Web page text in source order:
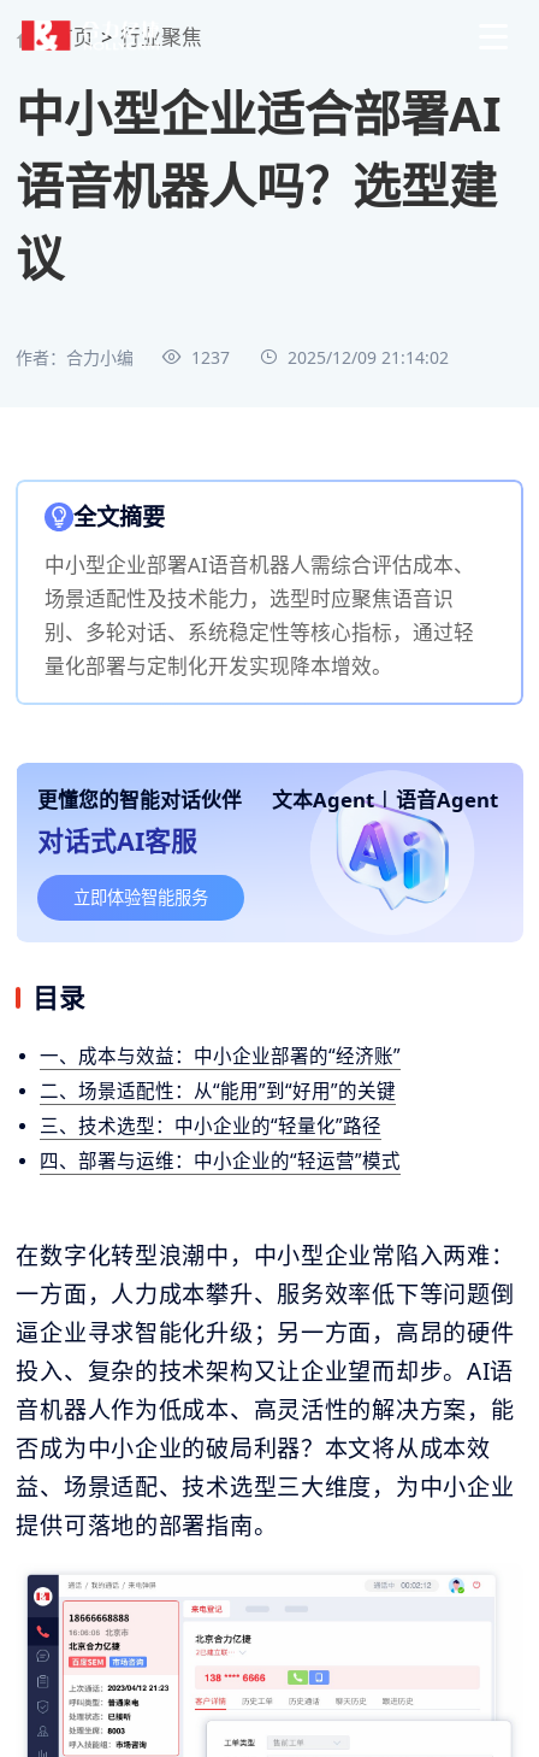
首页 > 行业聚焦
中小型企业适合部署AI
语音机器人吗？选型建
议
作者：合力小编 1237 2025/12/09 21:14:02
全文摘要
中小型企业部署AI语音机器人需综合评估成本、
场景适配性及技术能力，选型时应聚焦语音识
别、多轮对话、系统稳定性等核心指标，通过轻
量化部署与定制化开发实现降本增效。
更懂您的智能对话伙伴 文本Agent | 语音Agent
对话式AI客服
立即体验智能服务
目录
一、成本与效益：中小企业部署的“经济账”
二、场景适配性：从“能用”到“好用”的关键
三、技术选型：中小企业的“轻量化”路径
四、部署与运维：中小企业的“轻运营”模式
在数字化转型浪潮中，中小型企业常陷入两难：
一方面，人力成本攀升、服务效率低下等问题倒
逼企业寻求智能化升级；另一方面，高昂的硬件
投入、复杂的技术架构又让企业望而却步。AI语
音机器人作为低成本、高灵活性的解决方案，能
否成为中小企业的破局利器？本文将从成本效
益、场景适配、技术选型三大维度，为中小企业
提供可落地的部署指南。